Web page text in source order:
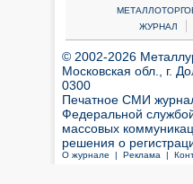
ЖУРНАЛ
|
© 2002-2026
Московская обл., г.
0300
Печатное СМИ
Федеральной
массовых
решения о
О журнале | Реклама |